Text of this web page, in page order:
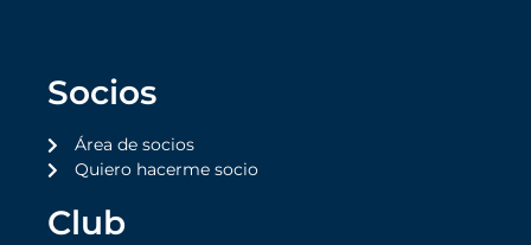
Socios
Área de socios
Quiero hacerme socio
Club